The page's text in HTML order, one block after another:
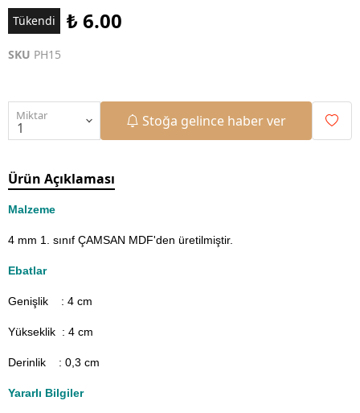
Tükendi ₺ 6.00
SKU PH15
Miktar Stoğa gelince haber ver
Ürün Açıklaması
Malzeme
4 mm 1. sınıf ÇAMSAN MDF'den üretilmiştir.
Ebatlar
Genişlik : 4 cm
Yükseklik : 4 cm
Derinlik : 0,3 cm
Yararlı Bilgiler